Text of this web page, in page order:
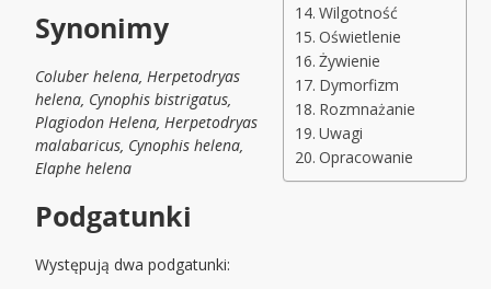
Wilgotność
Oświetlenie
Żywienie
Dymorfizm
Rozmnażanie
Uwagi
Opracowanie
Synonimy
Coluber helena, Herpetodryas
helena, Cynophis bistrigatus,
Plagiodon Helena, Herpetodryas
malabaricus, Cynophis helena,
Elaphe helena
Podgatunki
Występują dwa podgatunki: